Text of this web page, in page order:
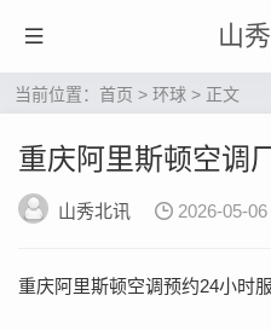
山
当前位置： 首页 > 环球 > 正文
重庆阿里斯顿空调
山秀北讯 2026-05-
重庆阿里斯顿空调预约24小时